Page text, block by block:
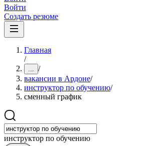
Войти
Создать резюме
Главная
/
... /
вакансии в Ардоне/
инструктор по обучению/
сменный график
инструктор по обучению